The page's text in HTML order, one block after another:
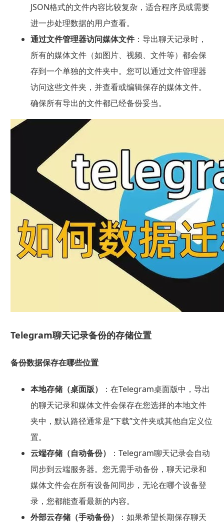
JSON格式的文件内容比较复杂，适合程序员或需要
进一步处理数据的用户查看。
通过文件管理器访问媒体文件：导出聊天记录时，
所有的媒体文件（如图片、视频、文件等）都会保
存到一个单独的文件夹中。您可以通过文件管理器
访问这些文件夹，并查看或编辑保存的媒体文件。
确保所有导出的文件都已经备份妥当。
Telegram聊天记录备份的存储位置
备份数据保存在哪些位置
本地存储（桌面版）
：在Telegram桌面版中，导出
的聊天记录和媒体文件会保存在您选择的本地文件
夹中，默认路径通常是“下载”文件夹或其他自定义位
置。
云端存储（自动备份）
：Telegram聊天记录会自动
同步到云端服务器。您无需手动备份，聊天记录和
媒体文件会在所有设备间同步，无论在哪个设备登
录，您都能查看最新的内容。
外部云存储（手动备份）
：如果希望长期保存聊天